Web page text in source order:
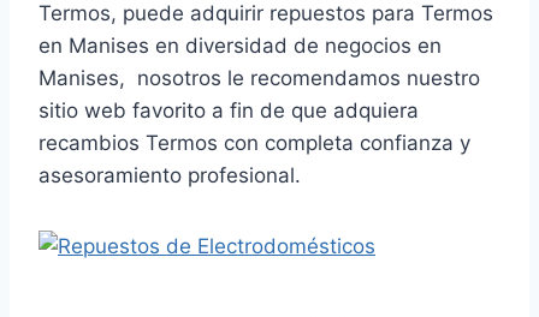
Termos, puede adquirir repuestos para Termos
en Manises en diversidad de negocios en
Manises, nosotros le recomendamos nuestro
sitio web favorito a fin de que adquiera
recambios Termos con completa confianza y
asesoramiento profesional.